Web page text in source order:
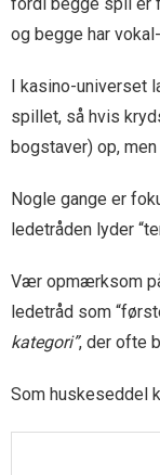
fordi begge spil er
og begge har
I kasino-universet
spillet, så hvis
bogstaver) op,
Nogle gange er
ledetråden lyder
Vær opmærksom
ledetråd som
kategori”, der ofte
Som huskeseddel